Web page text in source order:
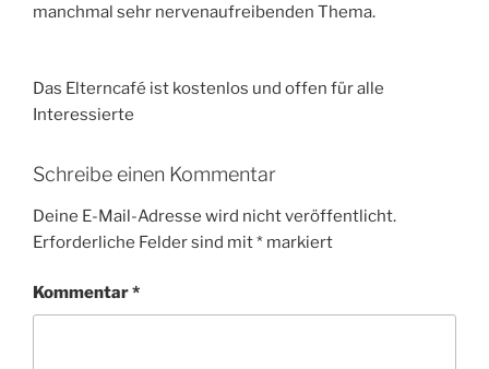
manchmal sehr nervenaufreibenden Thema.
Das Elterncafé ist kostenlos und offen für alle
Interessierte
Schreibe einen Kommentar
Deine E-Mail-Adresse wird nicht veröffentlicht.
Erforderliche Felder sind mit* markiert
Kommentar*